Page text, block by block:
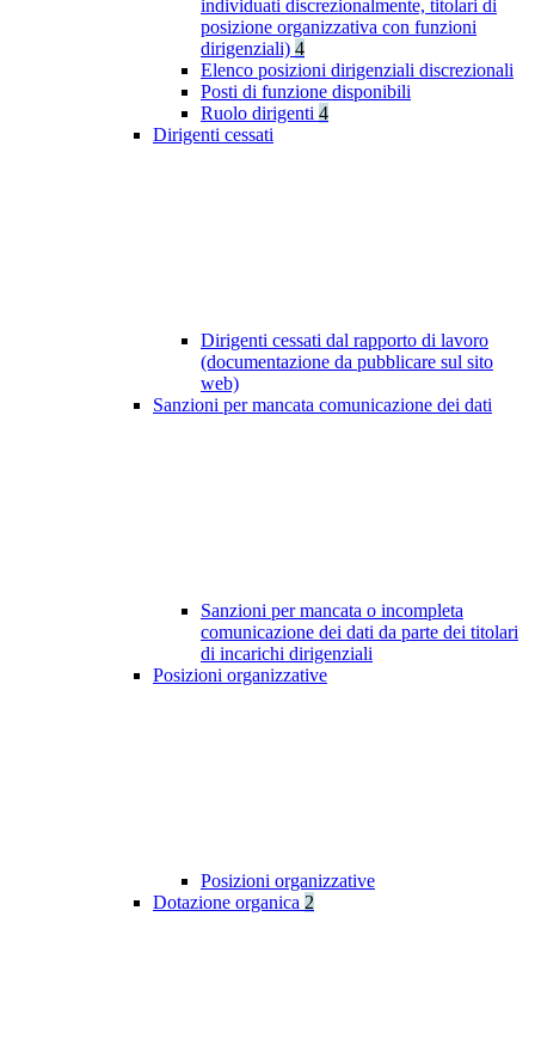
individuati discrezionalmente, titolari di
posizione organizzativa con funzioni
dirigenziali) 4
Elenco posizioni dirigenziali discrezionali
Posti di funzione disponibili
Ruolo dirigenti 4
Dirigenti cessati
Dirigenti cessati dal rapporto di lavoro
(documentazione da pubblicare sul sito
web)
Sanzioni per mancata comunicazione dei dati
Sanzioni per mancata o incompleta
comunicazione dei dati da parte dei titolari
di incarichi dirigenziali
Posizioni organizzative
Posizioni organizzative
Dotazione organica 2